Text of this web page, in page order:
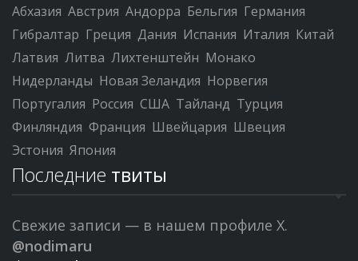
Абхазия Австрия Андорра Бельгия Германия
Гибралтар Греция Дания Испания Италия Китай
Латвия Литва Лихтенштейн Монако
Нидерланды Новая Зеландия Норвегия
Португалия Россия США Тайланд Турция
Финляндия Франция Швейцария Швеция
Эстония Япония
Последние твиты
Свежие записи — в нашем профиле X.
@nodimaru